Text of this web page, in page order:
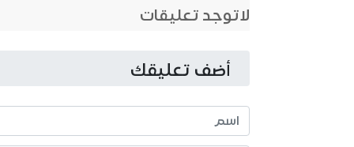
لاتوجد تعليقات
أضف تعليقك